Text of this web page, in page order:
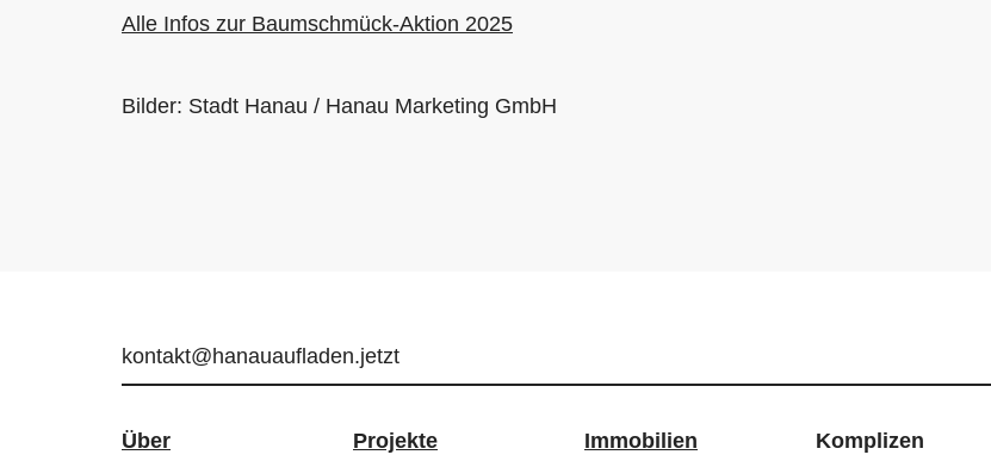
Alle Infos zur Baumschmück-Aktion 2025
Bilder: Stadt Hanau / Hanau Marketing GmbH
kontakt@hanauaufladen.jetzt
Über
Projekte
Immobilien
Komplizen